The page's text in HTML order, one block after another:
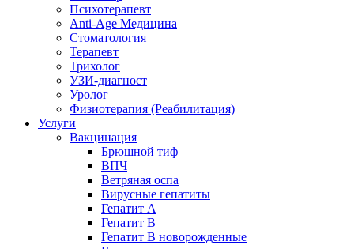
Психотерапевт
Anti-Age Медицина
Стоматология
Терапевт
Трихолог
УЗИ-диагност
Уролог
Физиотерапия (Реабилитация)
Услуги
Вакцинация
Брюшной тиф
ВПЧ
Ветряная оспа
Вирусные гепатиты
Гепатит А
Гепатит B
Гепатит B новорожденные